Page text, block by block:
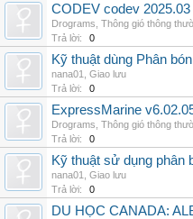
CODEV codev 2025.03
Drograms Thông gió thông
Trả lời:
0
Kỹ thuật dùng Phân
nana01
Giao lưu
Trả lời:
0
ExpressMarine
Drograms Thông gió thông
Trả lời:
0
Kỹ thuật sử dụng phân
nana01
Giao lưu
Trả lời:
0
DU HỌC CANADA: